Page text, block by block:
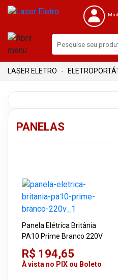
PANELAS
Panela Elétrica Britânia
PA10 Prime Branco 220V
R$ 194,65
À vista no PIX ou Boleto